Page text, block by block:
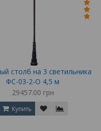
столб на 3 светильника
ФС-03-2-О 4,5 м
29457.00 грн
Купить